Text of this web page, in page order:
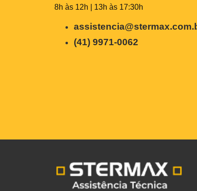
8h às 12h | 13h às 17:30h
(41) 9971-0062